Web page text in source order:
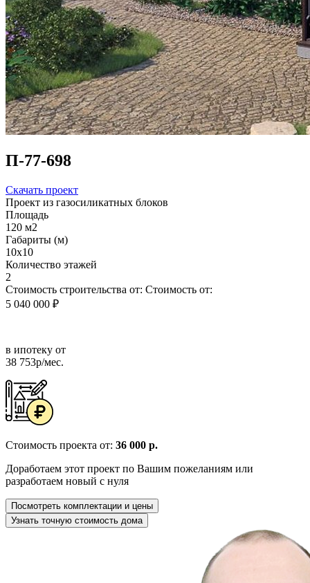
П-77-698
Скачать проект
Проект из газосиликатных блоков
Площадь
120 м2
Габариты (м)
10x10
Количество этажей
2
Стоимость строительства от: Стоимость от:
5 040 000 ₽
в ипотеку от
38 753р/мес.
Стоимость проекта от: 36 000 р.
Доработаем этот проект по Вашим пожеланиям или
разработаем новый с нуля
Посмотреть комплектации и цены
Узнать точную стоимость дома